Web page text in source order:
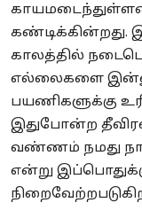
கண்டிக்கின்றது.
காலத்தில்
எல்லைகளை
பயணிகளுக்கு
இதுபோன்ற
வண்ணம் நமது
என்று